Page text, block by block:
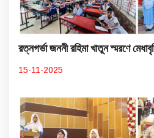
রত্নগর্ভা জননী রহিমা খাতুন স্মরণে
15-11-2025